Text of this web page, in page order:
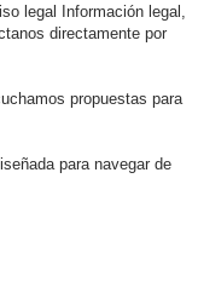
legal
Información legal,
directamente por
propuestas para
para navegar de